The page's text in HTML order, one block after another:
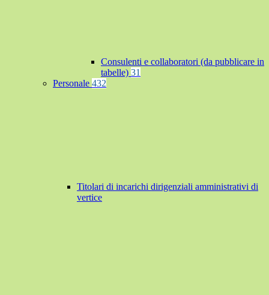
Consulenti e collaboratori (da pubblicare in
tabelle) 31
Personale 432
Titolari di incarichi dirigenziali amministrativi di
vertice